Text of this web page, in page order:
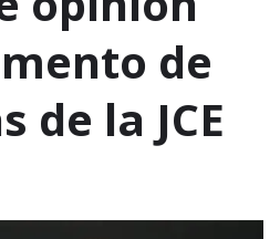
de
de la JCE